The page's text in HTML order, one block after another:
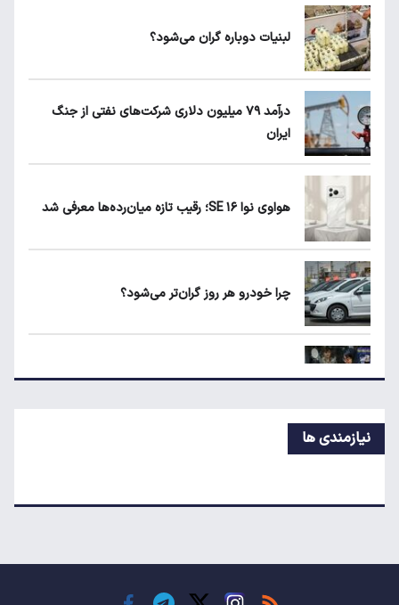
قیمت مرغ در بازار کیلویی چند؟
کیا اسپورتیج ۲۰۲۵ در ایران ارزش خرید دارد؟
زمان شارژ کالابرگ با رقم آخر کد ملی صفر تا ۲
لبنیات دوباره گران می‌شود؟
درآمد ۷۹ میلیون دلاری شرکت‌های نفتی از جنگ
ایران
هواوی نوا ۱۶ SE؛ رقیب تازه میان‌رده‌ها معرفی شد
چرا خودرو هر روز گران‌تر می‌شود؟
قیمت جدید تخم‌مرغ در بازار
نیازمندی ها